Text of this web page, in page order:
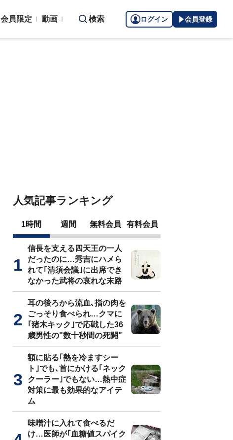
会員限定 動画 検索 ログイン 会員登録
人気記事ランキング
1時間 週間 無料会員 有料会員
信長を支える四天王の一人
だったのに…秀吉にハメら
れて｢清須会議｣に出席でき
なかった武将の哀れな末路
耳の後ろから流血､指の肉を
ごっそり食べられ…クマに
｢猪木キック｣で応戦した36
歳男性の"数十秒間の死闘"
額に貼る｢熱を冷ますシー
ト｣でも､首にかける｢ネック
クーラー｣でもない…熱中症
対策に最も効果的なアイテ
ム
味噌汁に入れて食べるだ
け…医師が｢血糖値スパイク